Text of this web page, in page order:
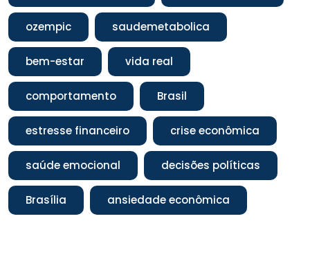
ozempic saudemetabolica
bem-estar vida real
comportamento Brasil
estresse financeiro crise econômica
saúde emocional decisões políticas
Brasília ansiedade econômica